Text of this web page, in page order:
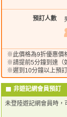
預訂人數
※此價格為9折優惠價
※請提前5分鐘到達（
※遲到10分鐘以上預
非遊記網會員預訂
未登陸遊記網會員時，